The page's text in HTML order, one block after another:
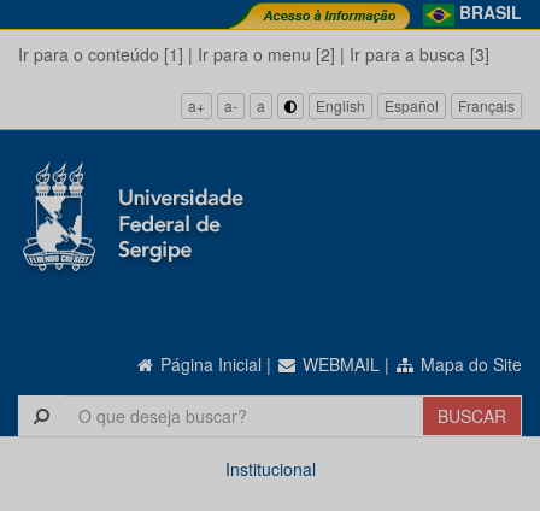
BRASIL
Ir para o conteúdo [1] | Ir para o menu [2] | Ir para a busca [3]
a+ a- a English Español Français
Página Inicial | WEBMAIL | Mapa do Site
Institucional